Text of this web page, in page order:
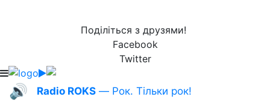
Поділіться з друзями!
Facebook
Twitter
🔊 Radio ROKS — Рок. Тільки рок!